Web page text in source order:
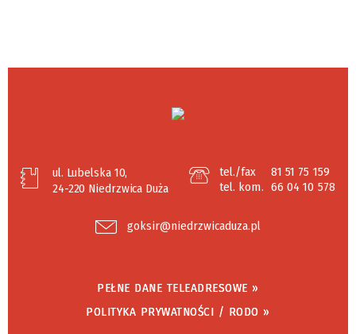
ul. Lubelska 10,
24-220 Niedrzwica Duża
tel./fax
81 51 75 159
tel. kom. 66 04 10 578
goksir@niedrzwicaduza.pl
PEŁNE DANE TELEADRESOWE »
POLITYKA PRYWATNOŚCI / RODO »